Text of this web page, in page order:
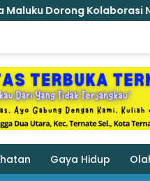
Lindungi
Gaya Hidup